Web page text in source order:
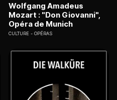
Wolfgang Amadeus
Mozart : "Don Giovanni",
Opéra de Munich
CULTURE OPÉRAS